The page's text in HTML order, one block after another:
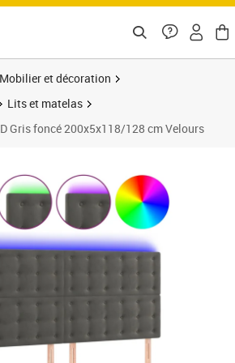
Mobilier et décoration
Lits et matelas
Gris foncé 200x5x118/128 cm Velours